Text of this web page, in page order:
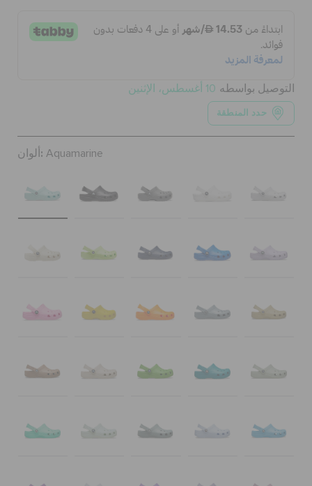
تسجيل الدخول / اشتراك
قائمة الامنيات
حالة الطلبية
الطلبيات المرتجعة
التوصيل بواسطه 10 أغسطس، الإثنين
حدد المنطقة
ألوان: Aquamarine